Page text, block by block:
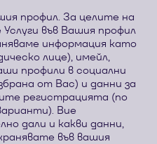
профил. За целите на
във Вашия профил
информация като
лице), имейл,
профили в социални
от Вас) и данни за
регистрацията (по
Вие
дали и какви данни,
във вашия